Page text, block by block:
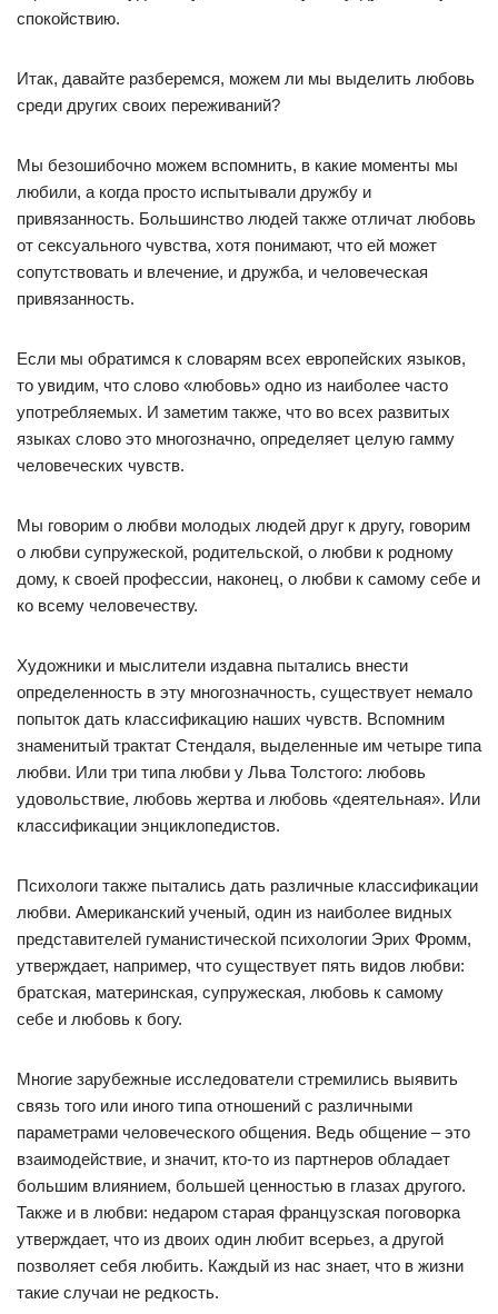
спокойствию.
Итак, давайте разберемся, можем ли мы выделить любовь
среди других своих переживаний?
Мы безошибочно можем вспомнить, в какие моменты мы
любили, а когда просто испытывали дружбу и
привязанность. Большинство людей также отличат любовь
от сексуального чувства, хотя понимают, что ей может
сопутствовать и влечение, и дружба, и человеческая
привязанность.
Если мы обратимся к словарям всех европейских языков,
то увидим, что слово «любовь» одно из наиболее часто
употребляемых. И заметим также, что во всех развитых
языках слово это многозначно, определяет целую гамму
человеческих чувств.
Мы говорим о любви молодых людей друг к другу, говорим
о любви супружеской, родительской, о любви к родному
дому, к своей профессии, наконец, о любви к самому себе и
ко всему человечеству.
Художники и мыслители издавна пытались внести
определенность в эту многозначность, существует немало
попыток дать классификацию наших чувств. Вспомним
знаменитый трактат Стендаля, выделенные им четыре типа
любви. Или три типа любви у Льва Толстого: любовь
удовольствие, любовь жертва и любовь «деятельная». Или
классификации энциклопедистов.
Психологи также пытались дать различные классификации
любви. Американский ученый, один из наиболее видных
представителей гуманистической психологии Эрих Фромм,
утверждает, например, что существует пять видов любви:
братская, материнская, супружеская, любовь к самому
себе и любовь к богу.
Многие зарубежные исследователи стремились выявить
связь того или иного типа отношений с различными
параметрами человеческого общения. Ведь общение – это
взаимодействие, и значит, кто-то из партнеров обладает
большим влиянием, большей ценностью в глазах другого.
Также и в любви: недаром старая французская поговорка
утверждает, что из двоих один любит всерьез, а другой
позволяет себя любить. Каждый из нас знает, что в жизни
такие случаи не редкость.